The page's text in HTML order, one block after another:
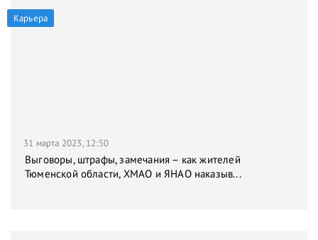
Карьера
31 марта 2023, 12:50
Выговоры, штрафы, замечания – как жителей
Тюменской области, ХМАО и ЯНАО наказыв...